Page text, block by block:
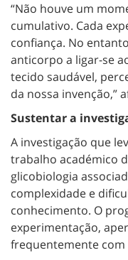
“Não houve um
cumulativo. Cada
confiança. No
anticorpo a ligar-se
tecido saudável,
da nossa invenção,”
Sustentar a
A investigação que
trabalho académico
glicobiologia
complexidade e
conhecimento. O
experimentação,
frequentemente